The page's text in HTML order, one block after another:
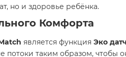
но и здоровье ребёнка.
Комфорта
является функция Эко
таким образом, чтобы